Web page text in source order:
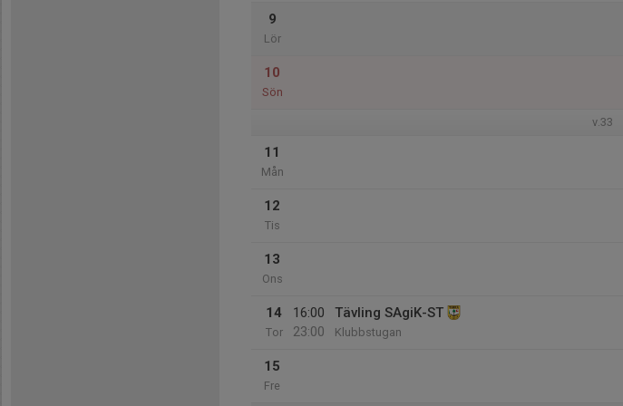
9
Lör
10
Sön
v.33
11
Mån
12
Tis
13
Ons
14
Tor
16:00
23:00
Tävling SAgiK-ST
Klubbstugan
15
Fre